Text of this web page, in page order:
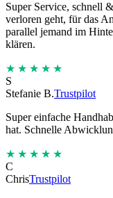
Super Service, schnell
verloren geht, für das
parallel jemand im
klären.
★★★★★
S
Stefanie B.Trustpilot
Super einfache
hat. Schnelle
★★★★★
C
ChrisTrustpilot